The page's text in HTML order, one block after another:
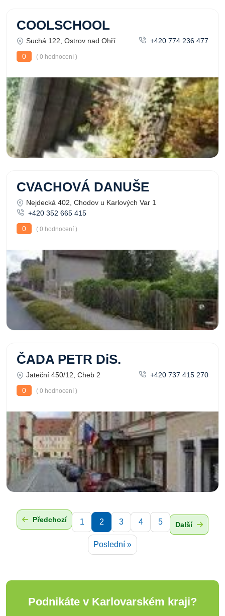
COOLSCHOOL
Suchá 122, Ostrov nad Ohří
+420 774 236 477
0
( 0 hodnocení )
CVACHOVÁ DANUŠE
Nejdecká 402, Chodov u Karlových Var 1
+420 352 665 415
0
( 0 hodnocení )
ČADA PETR DiS.
Jateční 450/12, Cheb 2
+420 737 415 270
0
( 0 hodnocení )
Předchozí 1 2 3 4 5 Další
Poslední »
Podnikáte v Karlovarském kraji?